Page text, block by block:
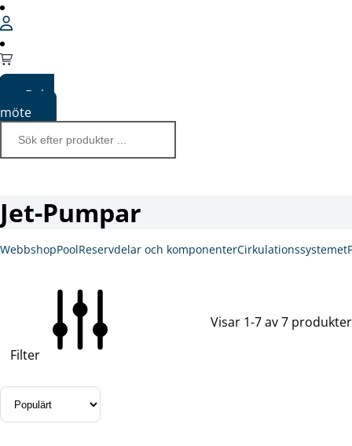
Boka
möte
Jet-Pumpar
WebbshopPoolReservdelar och komponenterCirkulationssystemet
Filter
Visar 1-7 av 7 produkter